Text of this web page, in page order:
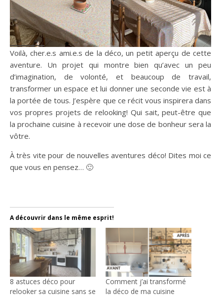
Voilà, cher.e.s ami.e.s de la déco, un petit aperçu de cette
aventure. Un projet qui montre bien qu’avec un peu
d’imagination, de volonté, et beaucoup de travail,
transformer un espace et lui donner une seconde vie est à
la portée de tous. J’espère que ce récit vous inspirera dans
vos propres projets de relooking! Qui sait, peut-être que
la prochaine cuisine à recevoir une dose de bonheur sera la
vôtre.
À très vite pour de nouvelles aventures déco! Dites moi ce
que vous en pensez… 🙂
A découvrir dans le même esprit!
8 astuces déco pour
relooker sa cuisine sans se
Comment j’ai transformé
la déco de ma cuisine